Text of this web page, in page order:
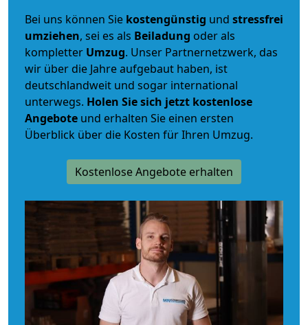
Bei uns können Sie kostengünstig und stressfrei
umziehen, sei es als Beiladung oder als
kompletter Umzug. Unser Partnernetzwerk, das
wir über die Jahre aufgebaut haben, ist
deutschlandweit und sogar international
unterwegs. Holen Sie sich jetzt kostenlose
Angebote und erhalten Sie einen ersten
Überblick über die Kosten für Ihren Umzug.
Kostenlose Angebote erhalten